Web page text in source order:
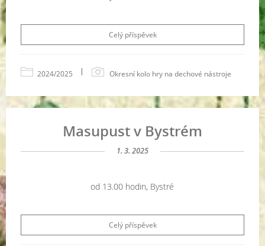
Celý příspěvek
2024/2025 | Okresní kolo hry na dechové nástroje
Masupust v Bystrém
1. 3. 2025
od 13.00 hodin, Bystré
Celý příspěvek